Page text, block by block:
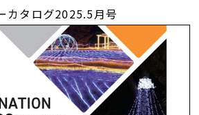
カタログ2025.5月号